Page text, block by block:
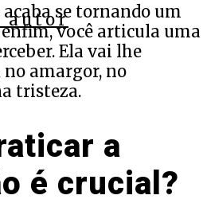
autorse tornando um
você articula uma
Ela vai lhe
no amargor, no
tristeza.
a
é crucial?